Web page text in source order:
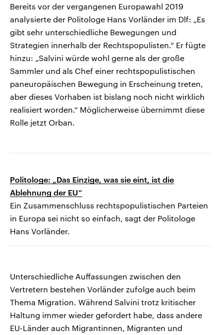
Bereits vor der vergangenen Europawahl 2019
analysierte der Politologe Hans Vorländer im Dlf: „Es
gibt sehr unterschiedliche Bewegungen und
Strategien innerhalb der Rechtspopulisten.“ Er fügte
hinzu: „Salvini würde wohl gerne als der große
Sammler und als Chef einer rechtspopulistischen
paneuropäischen Bewegung in Erscheinung treten,
aber dieses Vorhaben ist bislang noch nicht wirklich
realisiert worden.“ Möglicherweise übernimmt diese
Rolle jetzt Orban.
Politologe: „Das Einzige, was sie eint, ist die
Ablehnung der EU“
Ein Zusammenschluss rechtspopulistischen Parteien
in Europa sei nicht so einfach, sagt der Politologe
Hans Vorländer.
Unterschiedliche Auffassungen zwischen den
Vertretern bestehen Vorländer zufolge auch beim
Thema Migration. Während Salvini trotz kritischer
Haltung immer wieder gefordert habe, dass andere
EU-Länder auch Migrantinnen, Migranten und